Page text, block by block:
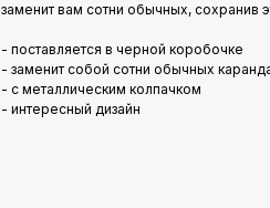
заменит вам сотни обычных,
- поставляется в черной коробочке
- заменит собой сотни обычных
- с металлическим колпачком
- интересный дизайн